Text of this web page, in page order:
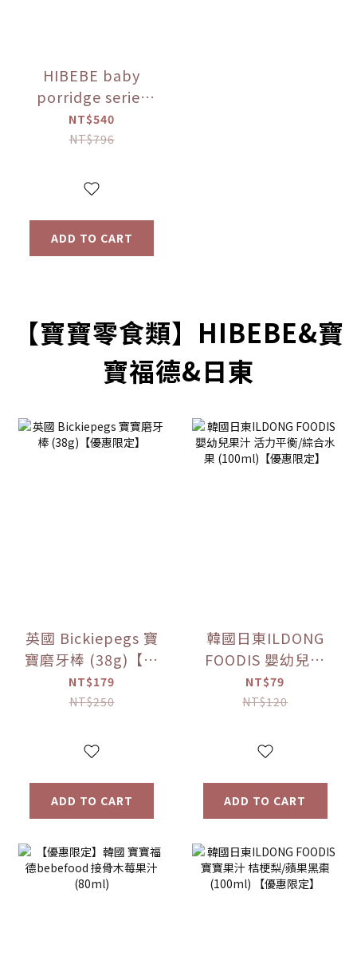
HIBEBE baby
porridge series
(applicable to 9
months and
NT$540
NT$796
ADD TO CART
【寶寶零食類】HIBEBE&寶
寶福德&日東
英國 Bickiepegs 寶
寶磨牙棒 (38g)【優
惠限定】
NT$179
NT$250
ADD TO CART
韓國日東ILDONG
FOODIS 嬰幼兒果
果 (100ml)【優惠
NT$79
NT$120
ADD TO CART